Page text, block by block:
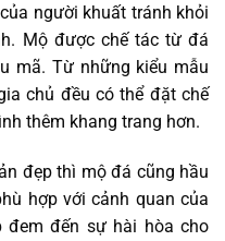
người khuất tránh khỏi
Mộ được chế tác từ đá
mã. Từ những kiểu mẫu
chủ đều có thể đặt chế
thêm khang trang hơn.
đẹp thì mộ đá cũng hầu
hợp với cảnh quan của
đem đến sự hài hòa cho